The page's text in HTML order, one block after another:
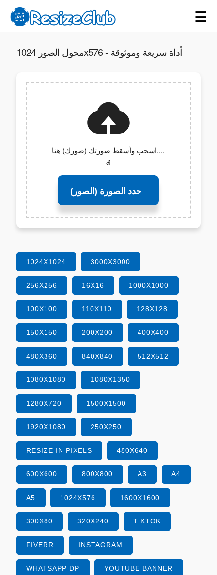
☰
محول الصور 1024x576 - أداة سريعة وموثوقة
اسحب وأسقط صورتك (صورك) هنا....
&
حدد الصورة (الصور)
1024X1024 3000X3000
256X256 16X16 1000X1000
100X100 110X110 128X128
150X150 200X200 400X400
480X360 840X840 512X512
1080X1080 1080X1350
1280X720 1500X1500
1920X1080 250X250
RESIZE IN PIXELS 480X640
600X600 800X800 A3 A4
A5 1024X576 1600X1600
300X80 320X240 TIKTOK
FIVERR INSTAGRAM
WHATSAPP DP YOUTUBE BANNER